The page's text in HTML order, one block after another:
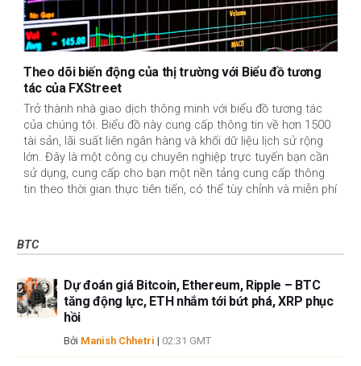
Theo dõi biến động của thị trường với Biểu đồ tương
tác của FXStreet
Trở thành nhà giao dịch thông minh với biểu đồ tương tác
của chúng tôi. Biểu đồ này cung cấp thông tin về hơn 1500
tài sản, lãi suất liên ngân hàng và khối dữ liệu lịch sử rộng
lớn. Đây là một công cụ chuyên nghiệp trực tuyến bạn cần
sử dụng, cung cấp cho bạn một nền tảng cung cấp thông
tin theo thời gian thực tiên tiến, có thể tùy chỉnh và miễn phí
BTC
Dự đoán giá Bitcoin, Ethereum, Ripple – BTC
tăng động lực, ETH nhắm tới bứt phá, XRP phục
hồi
Bởi Manish Chhetri | 02:31 GMT